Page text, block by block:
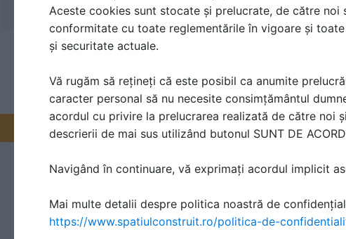
Promovați-vă produsele și serviciile pe
Aceste cookies sunt stocate și prelucrate, de către noi
conformitate cu toate reglementările în vigoare și
și securitate actuale.
Vă rugăm să rețineți că este posibil ca anumite
caracter personal să nu necesite consimțământul
acordul cu privire la prelucrarea realizată de către noi
descrierii de mai sus utilizând butonul SUNT DE
Navigând în continuare, vă exprimați acordul implicit
Mai multe detalii despre politica noastră de
https://www.spatiulconstruit.ro/politica-de-